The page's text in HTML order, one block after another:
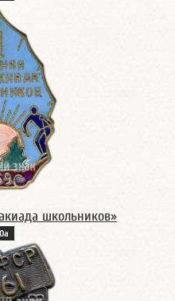
школьников»